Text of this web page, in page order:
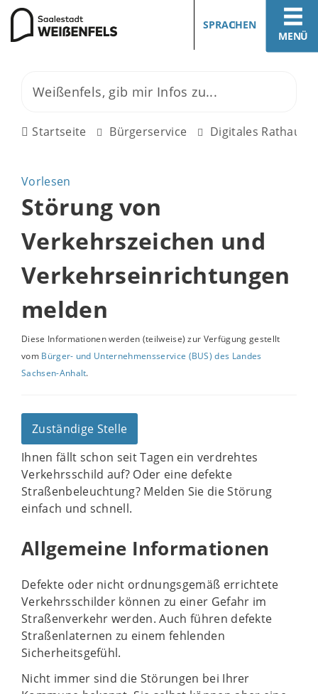
MENÜ
SPRACHEN
Startseite Bürgerservice Digitales Rathaus
Vorlesen
Störung von
Verkehrszeichen und
Verkehrseinrichtungen
melden
Diese Informationen werden (teilweise) zur Verfügung gestellt
vom Bürger- und Unternehmensservice (BUS) des Landes
Sachsen-Anhalt.
Zuständige Stelle
Ihnen fällt schon seit Tagen ein verdrehtes
Verkehrsschild auf? Oder eine defekte
Straßenbeleuchtung? Melden Sie die Störung
einfach und schnell.
Allgemeine Informationen
Defekte oder nicht ordnungsgemäß errichtete
Verkehrsschilder können zu einer Gefahr im
Straßenverkehr werden. Auch führen defekte
Straßenlaternen zu einem fehlenden
Sicherheitsgefühl.
Nicht immer sind die Störungen bei Ihrer